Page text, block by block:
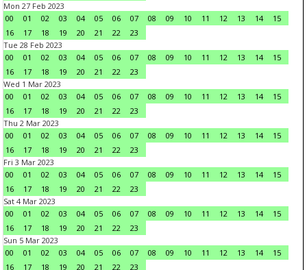
Mon 27 Feb 2023
00
01 02 03 04 05 06 07 08 09 10 11 12 13 14
15
16
17 18 19 20 21 22
23
Tue 28 Feb 2023
00
01 02 03 04 05 06 07 08 09 10 11 12 13 14
15
16
17 18 19 20 21 22
23
Wed 1 Mar 2023
00
01 02 03 04 05 06 07 08 09 10 11 12 13 14
15
16
17 18 19 20 21 22
23
Thu 2 Mar 2023
00
01 02 03 04 05 06 07 08 09 10 11 12 13 14
15
16
17 18 19 20 21 22
23
Fri 3 Mar 2023
00
01 02 03 04 05 06 07 08 09 10 11 12 13 14
15
16
17 18 19 20 21 22
23
Sat 4 Mar 2023
00
01 02 03 04 05 06 07 08 09 10 11 12 13 14
15
16
17 18 19 20 21 22
23
Sun 5 Mar 2023
00
01 02 03 04 05 06 07 08 09 10 11 12 13 14
15
16
17 18 19 20 21 22
23